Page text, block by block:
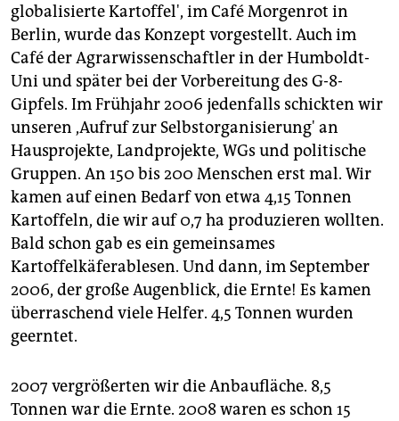
globalisierte Kartoffel', im Café Morgenrot in
Berlin, wurde das Konzept vorgestellt. Auch im
Café der Agrarwissenschaftler in der Humboldt-
Uni und später bei der Vorbereitung des G-8-
Gipfels. Im Frühjahr 2006 jedenfalls schickten wir
unseren ,Aufruf zur Selbstorganisierung' an
Hausprojekte, Landprojekte, WGs und politische
Gruppen. An 150 bis 200 Menschen erst mal. Wir
kamen auf einen Bedarf von etwa 4,15 Tonnen
Kartoffeln, die wir auf 0,7 ha produzieren wollten.
Bald schon gab es ein gemeinsames
Kartoffelkäferablesen. Und dann, im September
2006, der große Augenblick, die Ernte! Es kamen
überraschend viele Helfer. 4,5 Tonnen wurden
geerntet.
2007 vergrößerten wir die Anbaufläche. 8,5
Tonnen war die Ernte. 2008 waren es schon 15